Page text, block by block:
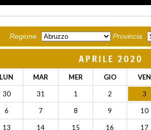
Regione Provincia
APRILE 2020
LUN MAR MER GIO VEN
30 31 1 2 3
6 7 8 9 10
13 14 15 16 17